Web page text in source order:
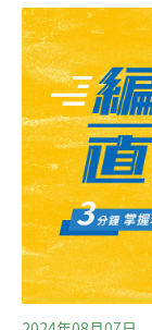
務局試辦行道樹
析，對樹木進行
第一波設置20處
析，後續會依試
導）